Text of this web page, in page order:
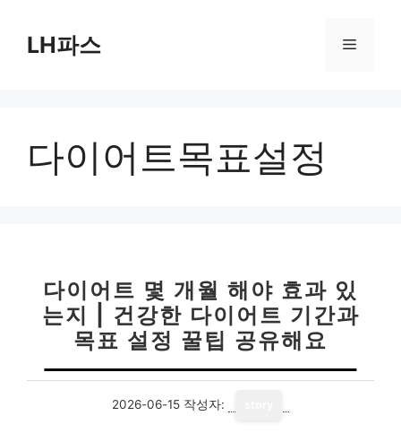
LH파스 메
다이어트목표설정
다이어트 몇 개월 해야 효과 있
는지 | 건강한 다이어트 기간과
목표 설정 꿀팁 공유해요
2026-06-15 작성자: